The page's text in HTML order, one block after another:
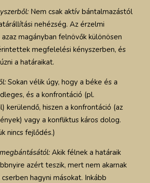
Nem csak aktív bántalmazástól
nehézség. Az érzelmi
magányban felnövők különösen
megfelelési kényszerben, és
a határaikat.
Sokan vélik úgy, hogy a béke és a
és a konfrontáció (pl.
kerülendő, hiszen a konfrontáció (az
vagy a konfliktus káros dolog.
nincs fejlődés.)
Akik félnek a határaik
azért teszik, mert nem akarnak
hagyni másokat. Inkább